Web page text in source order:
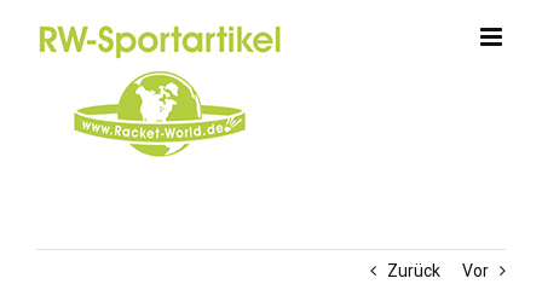
Zurück Vor